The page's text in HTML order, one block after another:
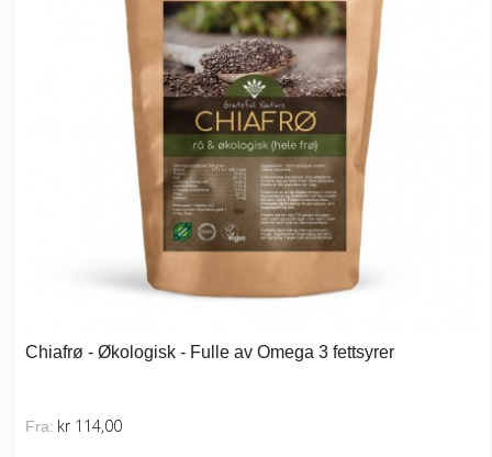
Chiafrø - Økologisk - Fulle av Omega 3 fettsyrer
Fra: kr 114,00